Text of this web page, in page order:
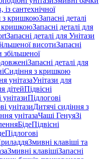
сантехнічної
з кришкоюЗапасні деталі
кришкоюЗапасні деталі для
Запасні деталі для Унітази
висотиЗапасні
збільшеної
Запасні деталі для
Сидіння з кришкою
унітазаУнітази для
дітейПідвісні
унітазиПідлогові
унітазиДитячі сидіння з
унітазаЧаші ГенуяЗі
БідеПідвісні
Підлогові
Змивні клавіші та
Змивні клавішіЗапасні